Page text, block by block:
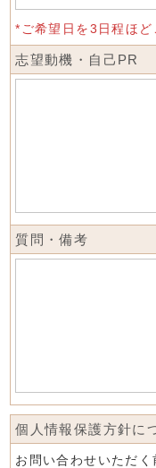
*ご希望日を3日程ほ
志望動機・自己PR
質問・備考
個人情報保護方針に
お問い合わせいただく